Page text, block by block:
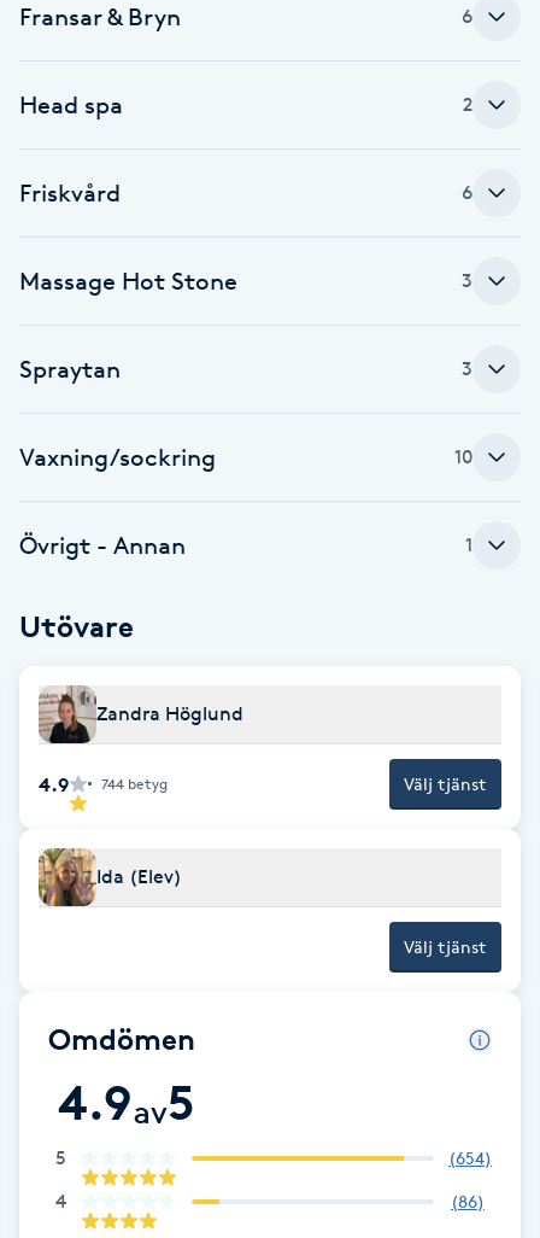
Coachning
Color correction
D
Dermapen
Extensions
Extensions borttagning
Eyeliner-tatuering
Face framing
Faceliftmassage
Fettreducering
Fotmassage
Fransar & Bryn 6
Head spa 2
Friskvård 6
Massage Hot Stone 3
Spraytan 3
Vaxning/sockring 10
Övrigt - Annan 1
Utövare
Zandra Höglund
4.9 744 betyg Välj tjänst
Ida (Elev)
Välj tjänst
Omdömen
4.9av5
5 (654)
4 (86)